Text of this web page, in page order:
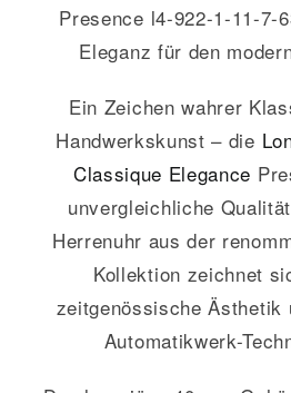
Presence l4-922-1-11-7-
Eleganz für den
Ein Zeichen wahrer
Handwerkskunst – die
Classique Elegance
unvergleichliche
Herrenuhr aus der
Kollektion zeichnet
zeitgenössische Ästhetik
Automatikwerk-